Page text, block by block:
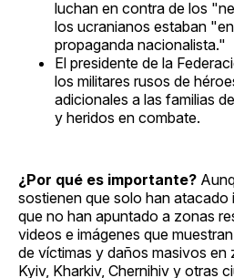
luchan en contra de los
los ucranianos estaban
propaganda nacionalista."
El presidente de la
los militares rusos de
adicionales a las familias
y heridos en combate.
¿Por qué es importante?
sostienen que solo han atacado
que no han apuntado a zonas
videos e imágenes que
de víctimas y daños masivos en
Kyiv, Kharkiv, Chernihiv y otras